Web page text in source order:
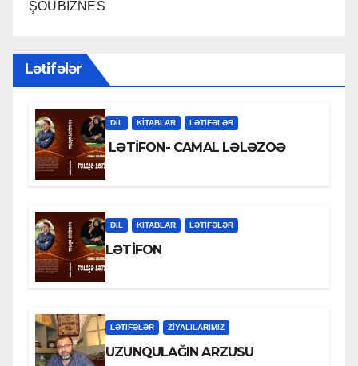
ŞOUBİZNES
Lətifələr
DİL KİTABLAR LƏTIFƏLƏR
LƏTİFON- CAMAL LƏLƏZOƏ
DİL KİTABLAR LƏTIFƏLƏR
LƏTİFON
LƏTIFƏLƏR ZİYALILARIMIZ
UZUNQULAĞIN ARZUSU